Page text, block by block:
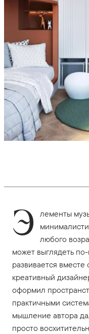
Э
лементы
любого
может выглядеть
развивается
креативный
оформил
практичными
мышление автора
просто